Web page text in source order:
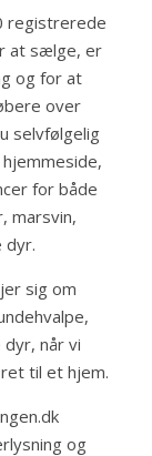
registrerede
at sælge, er
og for at
over
selvfølgelig
for både
marsvin,
dyr.
sig om
når vi
til et hjem.
og